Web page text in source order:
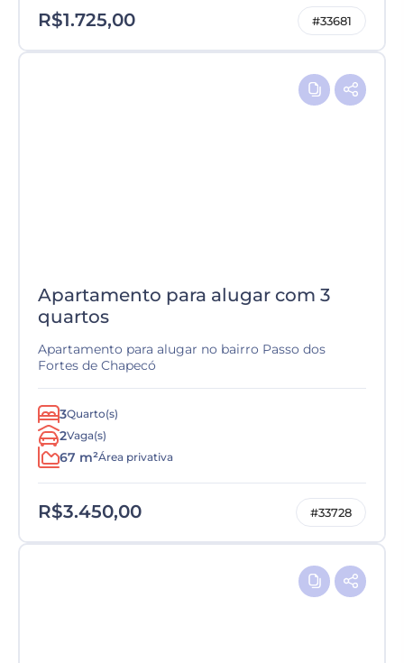
R$1.725,00 #33681
Apartamento para alugar com 3
quartos
Apartamento para alugar no bairro Passo dos
Fortes de Chapecó
3Quarto(s)
2Vaga(s)
67 m²Área privativa
R$3.450,00 #33728